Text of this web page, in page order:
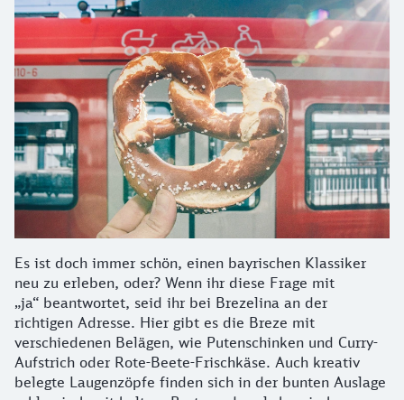
Es ist doch immer schön, einen bayrischen Klassiker
neu zu erleben, oder? Wenn ihr diese Frage mit
„ja“ beantwortet, seid ihr bei Brezelina an der
richtigen Adresse. Hier gibt es die Breze mit
verschiedenen Belägen, wie Putenschinken und Curry-
Aufstrich oder Rote-Beete-Frischkäse. Auch kreativ
belegte Laugenzöpfe finden sich in der bunten Auslage